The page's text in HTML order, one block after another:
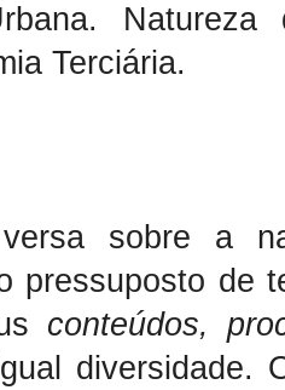
Natureza
Terciária.
sobre a
pressuposto de
conteúdos,
diversidade.